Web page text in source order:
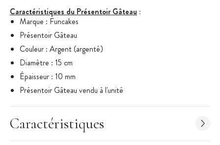
Caractéristiques du Présentoir Gâteau :
Marque : Funcakes
Présentoir Gâteau
Couleur : Argent (argenté)
Diamètre : 15 cm
Épaisseur : 10 mm
Présentoir Gâteau vendu à l'unité
Caractéristiques